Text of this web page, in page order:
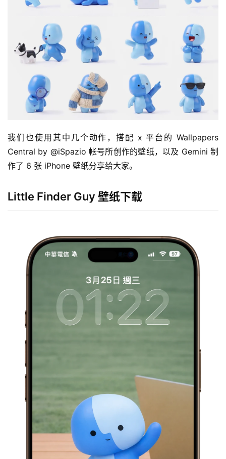
我们也使用其中几个动作，搭配 x 平台的 Wallpapers
Central by @iSpazio 帐号所创作的壁纸，以及 Gemini 制
作了 6 张 iPhone 壁纸分享给大家。
Little Finder Guy 壁纸下载